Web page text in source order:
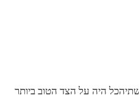
היה על הצד הטוב ביותר